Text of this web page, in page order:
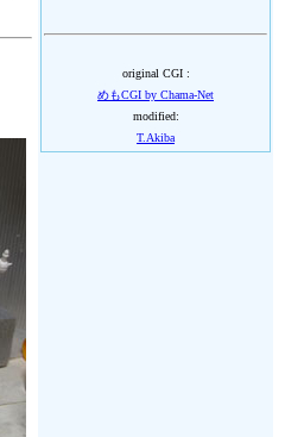
original CGI :
めもCGI by Chama-Net
modified:
T.Akiba